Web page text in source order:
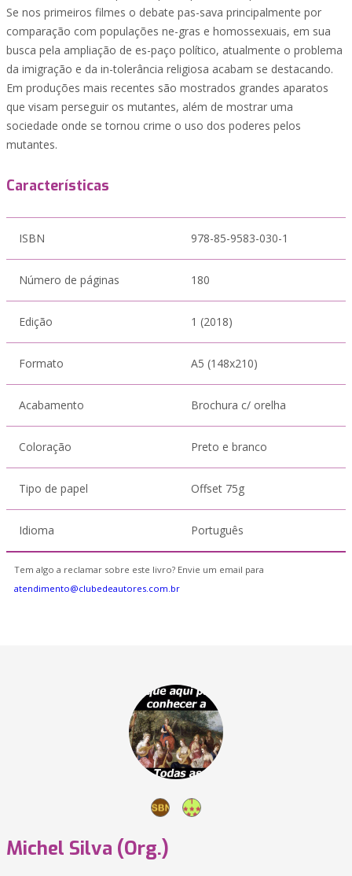
Se nos primeiros filmes o debate pas-sava principalmente por
comparação com populações ne-gras e homossexuais, em sua
busca pela ampliação de es-paço político, atualmente o problema
da imigração e da in-tolerância religiosa acabam se destacando.
Em produções mais recentes são mostrados grandes aparatos
que visam perseguir os mutantes, além de mostrar uma
sociedade onde se tornou crime o uso dos poderes pelos
mutantes.
Características
ISBN 978-85-9583-030-1
Número de páginas 180
Edição 1 (2018)
Formato A5 (148x210)
Acabamento Brochura c/ orelha
Coloração Preto e branco
Tipo de papel Offset 75g
Idioma Português
Tem algo a reclamar sobre este livro? Envie um email para
atendimento@clubedeautores.com.br
Michel Silva (Org.)